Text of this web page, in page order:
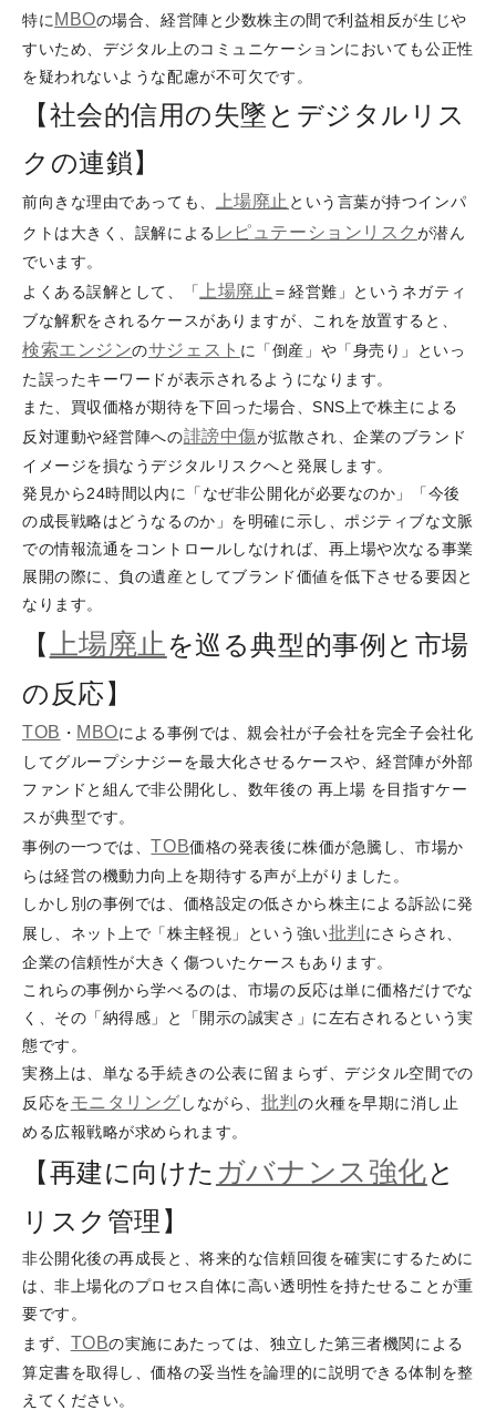
特に MBOの場合、経営陣と少数株主の間で利益相反が生じや
すいため、デジタル上のコミュニケーションにおいても公正性
を疑われないような配慮が不可欠です。
【社会的信用の失墜とデジタルリス
クの連鎖】
前向きな理由であっても、 上場廃止 という言葉が持つインパ
クトは大きく、誤解による レピュテーションリスク が潜ん
でいます。
よくある誤解として、「
上場廃止 ＝経営難」というネガティ
ブな解釈をされるケースがありますが、これを放置すると、
検索エンジンのサジェスト に「倒産」や「身売り」といっ
た誤ったキーワードが表示されるようになります。
また、買収価格が期待を下回った場合、SNS上で株主による
反対運動や経営陣への誹謗中傷が拡散され、企業のブランド
イメージを損なうデジタルリスクへと発展します。
発見から24時間以内に「なぜ非公開化が必要なのか」「今後
の成長戦略はどうなるのか」を明確に示し、ポジティブな文脈
での情報流通をコントロールしなければ、再上場や次なる事業
展開の際に、負の遺産としてブランド価値を低下させる要因と
なります。
【上場廃止を巡る典型的事例と市場
の反応】
TOB ・ MBOによる事例では、親会社が子会社を完全子会社化
してグループシナジーを最大化させるケースや、経営陣が外部
ファンドと組んで非公開化し、数年後の 再上場 を目指すケー
スが典型です。
事例の一つでは、 TOB価格の発表後に株価が急騰し、市場か
らは経営の機動力向上を期待する声が上がりました。
しかし別の事例では、価格設定の低さから株主による訴訟に発
展し、ネット上で「株主軽視」という強い批判 にさらされ、
企業の信頼性が大きく傷ついたケースもあります。
これらの事例から学べるのは、市場の反応は単に価格だけでな
く、その「納得感」と「開示の誠実さ」に左右されるという実
態です。
実務上は、単なる手続きの公表に留まらず、デジタル空間での
反応をモニタリング しながら、 批判 の火種を早期に消し止
める広報戦略が求められます。
【再建に向けた ガバナンス強化と
リスク管理】
非公開化後の再成長と、将来的な信頼回復を確実にするために
は、非上場化のプロセス自体に高い透明性を持たせることが重
要です。
まず、 TOBの実施にあたっては、独立した第三者機関による
算定書を取得し、価格の妥当性を論理的に説明できる体制を整
えてください。